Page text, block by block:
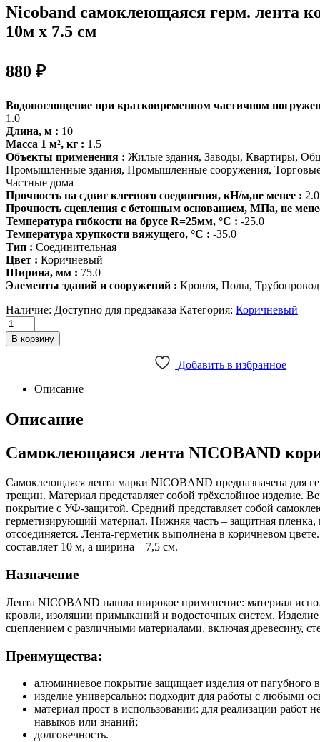
Nicoband самоклеющаяся герм. лента
10м х 7.5 см
880 ₽
Водопоглощение при кратковременном частичном
1.0
Длина, м : 10
Масса 1 м², кг : 1.5
Объекты применения : Жилые здания, Заводы, Квартиры,
Промышленные здания, Промышленные сооружения,
Частные дома
Прочность на сдвиг клеевого соединения, кН/м,не менее : 2.0
Прочность сцепления с бетонным основанием, МПа, не
Температура гибкости на брусе R=25мм, °С : -25.0
Температура хрупкости вяжущего, °С : -35.0
Тип : Соединительная
Цвет : Коричневый
Ширина, мм : 75.0
Элементы зданий и сооружений : Кровля, Полы,
Наличие: Доступно для предзаказа Категория: Коричневый
Nicoband
самоклеющаяся
герм.
10м
7.5
см
В корзину
Добавить в избранное
Описание
Описание
Самоклеющаяся лента NICOBAND
Самоклеющаяся лента марки NICOBAND предназначена для
трещин. Материал представляет собой трёхслойное изделие.
покрытие с УФ-защитой. Средний представляет собой
герметизирующий материал. Нижняя часть – защитная пленка,
отсоединяется. Лента-герметик выполнена в коричневом
составляет 10 м, а ширина – 7,5 см.
Назначение
Лента NICOBAND нашла широкое применение: материал
кровли, изоляции примыканий и водосточных систем.
сцеплением с различными материалами, включая древесину,
Преимущества:
алюминиевое покрытие защищает изделия от пагубного
изделие универсально: подходит для работы с любыми
материал прост в использовании: для реализации работ
навыков или знаний;
долговечность.